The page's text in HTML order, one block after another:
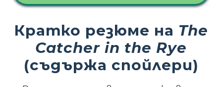
Кратко резюме на The
Catcher in the Rye
(съдържа спойлери)